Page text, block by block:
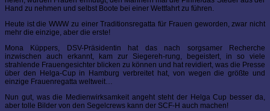
Hand zu nehmen und selbst Boote bei einer Wettfahrt zu führen.
Heute ist die WWW zu einer Traditionsregatta für Frauen geworden, zwar nicht
mehr die einzige, aber die erste!
Mona Küppers, DSV-Präsidentin hat das nach sorgsamer Recherche
inzwischen auch erkannt, kam zur Siegereh-rung, begeistert, in so viele
strahlende Frauengesichter blicken zu können und hat revidiert, was die Presse
über den Helga-Cup in Hamburg verbreitet hat, von wegen die größte und
einzige Frauenregatta weltweit…
Nun gut, was die Medienwirksamkeit angeht steht der Helga Cup besser da,
aber tolle Bilder von den Segelcrews kann der SCF-H auch machen!